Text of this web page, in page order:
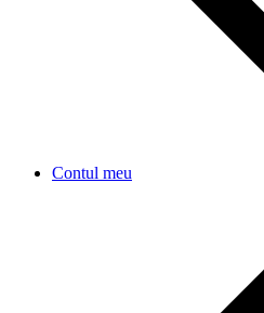
Contul meu